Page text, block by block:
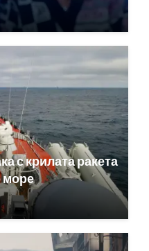
с крилата ракета
море